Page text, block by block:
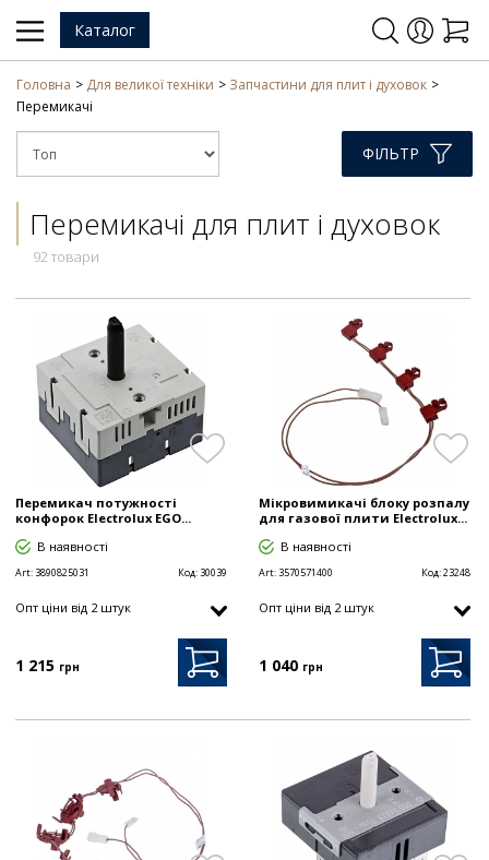
Каталог
Головна Для великої техніки
Запчастини для плит і духовок
Перемикачі
ФІЛЬТР
Перемикачі для плит і духовок
92 товари
Перемикач потужності
конфорок Electrolux EGO...
В наявності
Art: 3890825031 Код: 30039
Опт цiни від 2 штук
1 215 грн
Мікровимикачі блоку розпалу
для газової плити Electrolux...
В наявності
Art: 3570571400 Код:23248
Опт цiни від 2 штук
1 040 грн